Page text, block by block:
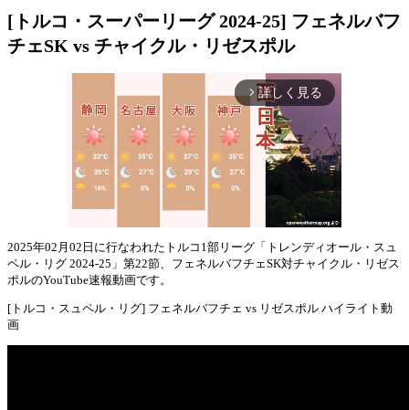
[トルコ・スーパーリーグ 2024-25] フェネルバフ
チェSK vs チャイクル・リゼスポル
arrow_forward_ios 詳しく見る
2025年02月02日に行なわれたトルコ1部リーグ「トレンディオール・スュ
ペル・リグ 2024-25」第22節、フェネルバフチェSK対チャイクル・リゼス
ポルのYouTube速報動画です。
[トルコ・スュペル・リグ] フェネルバフチェ vs リゼスポル ハイライト動
画